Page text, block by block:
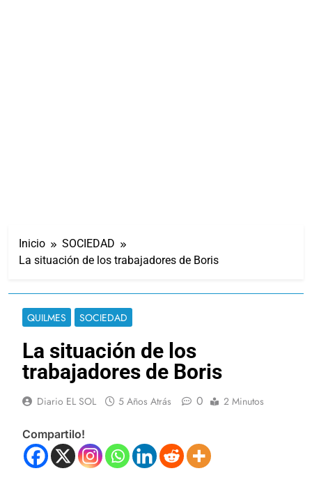
Inicio
SOCIEDAD
La situación de los trabajadores de Boris
QUILMES SOCIEDAD
La situación de los
trabajadores de Boris
Diario EL SOL 5 Años Atrás 0 2 Minutos
Compartilo!